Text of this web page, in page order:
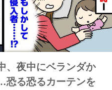
、夜中にベランダか
恐る恐るカーテンを